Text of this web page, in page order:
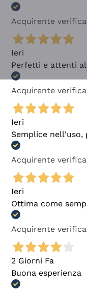
Acquirente
Ieri
Perfetti e attenti
Acquirente
Ieri
Semplice nell'uso,
Acquirente
Ieri
Ottima come
Acquirente
2 Giorni Fa
Buona esperienza